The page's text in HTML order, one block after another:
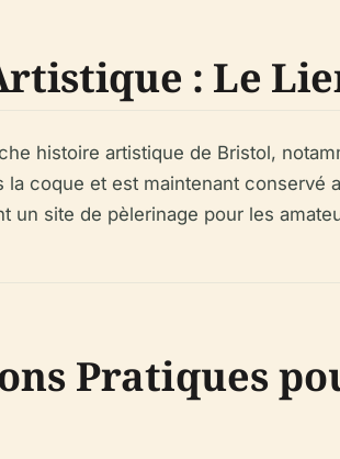
: Le
histoire artistique de Bristol,
la coque et est maintenant
un site de pèlerinage pour les
Pratiques